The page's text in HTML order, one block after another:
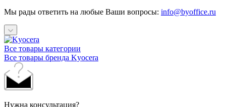
Мы рады ответить на любые Ваши вопросы: info@byoffice.ru
Все товары категории
Все товары бренда Kyocera
Нужна консультация?